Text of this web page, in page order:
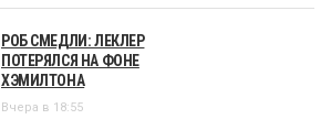
РОБ СМЕДЛИ: ЛЕКЛЕР
ПОТЕРЯЛСЯ НА ФОНЕ
ХЭМИЛТОНА
Вчера в 18:55